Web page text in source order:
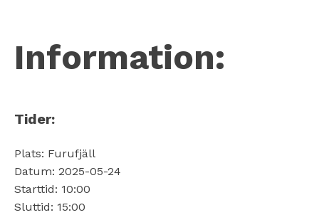
Information:
Tider:
Plats: Furufjäll
Datum: 2025-05-24
Starttid: 10:00
Sluttid: 15:00